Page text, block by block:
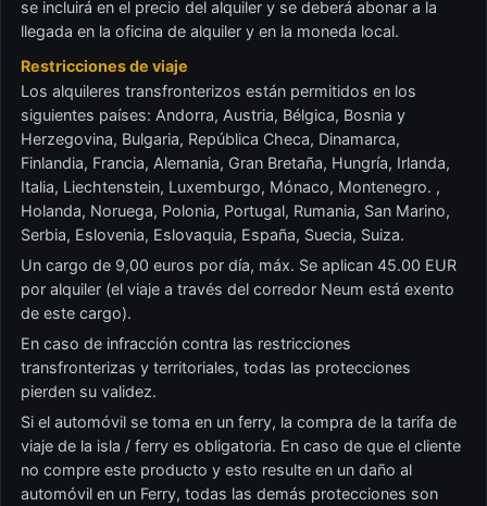
se incluirá en el precio del alquiler y se deberá abonar a la
llegada en la oficina de alquiler y en la moneda local.
Restricciones de viaje
Los alquileres transfronterizos están permitidos en los
siguientes países: Andorra, Austria, Bélgica, Bosnia y
Herzegovina, Bulgaria, República Checa, Dinamarca,
Finlandia, Francia, Alemania, Gran Bretaña, Hungría, Irlanda,
Italia, Liechtenstein, Luxemburgo, Mónaco, Montenegro. ,
Holanda, Noruega, Polonia, Portugal, Rumania, San Marino,
Serbia, Eslovenia, Eslovaquia, España, Suecia, Suiza.
Un cargo de 9,00 euros por día, máx. Se aplican 45.00 EUR
por alquiler (el viaje a través del corredor Neum está exento
de este cargo).
En caso de infracción contra las restricciones
transfronterizas y territoriales, todas las protecciones
pierden su validez.
Si el automóvil se toma en un ferry, la compra de la tarifa de
viaje de la isla / ferry es obligatoria. En caso de que el cliente
no compre este producto y esto resulte en un daño al
automóvil en un Ferry, todas las demás protecciones son